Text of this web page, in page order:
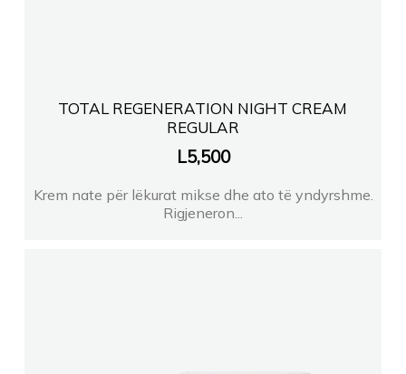
TOTAL REGENERATION NIGHT CREAM
REGULAR
L5,500
Krem nate për lëkurat mikse dhe ato të yndyrshme.
Rigjeneron...